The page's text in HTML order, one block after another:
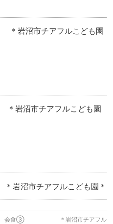
沼市チアフルこども園
沼市チアフルこども園
市チアフルこども園＊
会食③ ＊岩沼市チアフル